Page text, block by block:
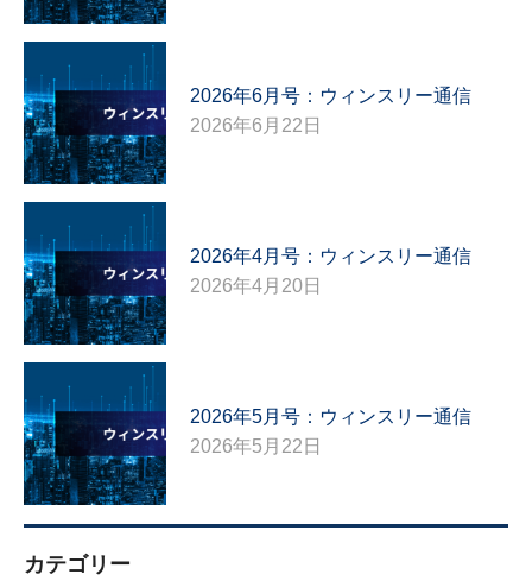
2026年6月号：ウィンスリー通信
2026年6月22日
2026年4月号：ウィンスリー通信
2026年4月20日
2026年5月号：ウィンスリー通信
2026年5月22日
カテゴリー